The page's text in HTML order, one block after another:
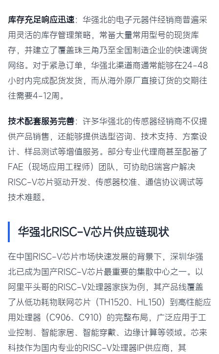
库存充足响应迅速：华强北的电子元器件经销商普遍采
用灵活的库存管理策略，常备大量常用型号的现货库
存，并建立了覆盖珠三角乃至全国制造企业的快速调货
网络。对于紧急订单，华强北渠道商通常能够在24-48
小时内完成配货发货，而从海外原厂直接订货的交期往
往需要4-12周。
技术配套服务完善：许多华强北的传感器经销商不仅提
供产品销售，还能够提供选型咨询、技术支持、方案设
计、样品测试等增值服务。部分专业代理商甚至配备了
FAE（现场应用工程师）团队，可协助B端客户解决
RISC-V芯片驱动开发、传感器校准、通信协议调试等
技术难题。
华强北RISC-V芯片供应链现状
在中国RISC-V芯片市场快速发展的背景下，深圳华强
北已成为国产RISC-V芯片最重要的集散中心之一。以
阿里平头哥的RISC-V处理器家族为例，其产品线覆盖
了从低功耗物联网芯片（TH1520、HL150）到高性能应
用处理器（C906、C910）的完整布局，广泛应用于工
业控制、智能家居、智能穿戴、边缘计算等领域。芯来
科技作为国内专业的RISC-V处理器IP供应商，其